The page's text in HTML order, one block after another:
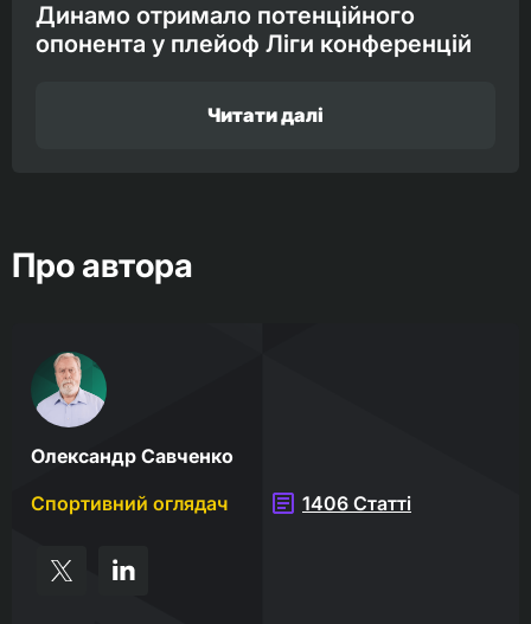
Динамо отримало потенційного
опонента у плейоф Ліги конференцій
Читати далі
Про автора
Олександр Савченко
Спортивний оглядач
1406 Статті